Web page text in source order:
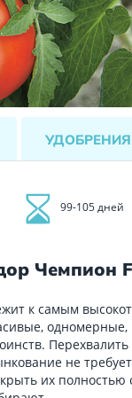
УДОБРЕНИЯ
99-105 дней
Чемпион
к самым
не
их полностью